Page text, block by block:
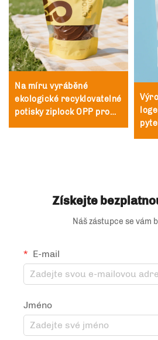
Na míru vyráběné
ekologické recyklovatelné
potisky ziplock OPP pro
Získejte
Náš zástupce se vám
E-mail
Jméno